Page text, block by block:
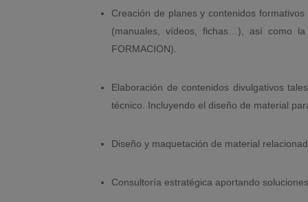
Creación de planes y contenidos
(manuales, vídeos, fichas…), así como
FORMACION).
Elaboración de contenidos divulgativos
técnico. Incluyendo el diseño de material
Diseño y maquetación de material
Consultoría estratégica aportando